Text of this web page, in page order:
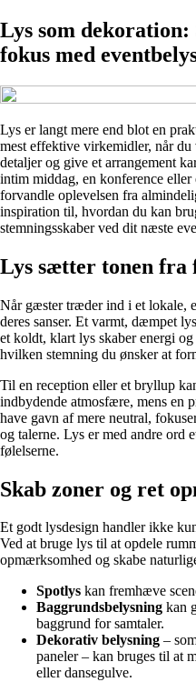
Lys som dekoration:
fokus med
Lys er langt mere end blot en
mest effektive virkemidler, når
detaljer og give et arrangement
intim middag, en konference
forvandle oplevelsen fra
inspiration til, hvordan du kan
stemningsskaber ved dit næste
Lys sætter tonen fra
Når gæster træder ind i et lokale,
deres sanser. Et varmt, dæmpet
et koldt, klart lys skaber energi
hvilken stemning du ønsker at
Til en reception eller et bryllup
indbydende atmosfære, mens en
have gavn af mere neutral,
og talerne. Lys er med andre ord
følelserne.
Skab zoner og ret
Et godt lysdesign handler ikke
Ved at bruge lys til at opdele
opmærksomhed og skabe
Spotlys kan fremhæve
Baggrundsbelysning kan
baggrund for samtaler.
Dekorativ belysning –
paneler – kan bruges til at
eller dansegulve.